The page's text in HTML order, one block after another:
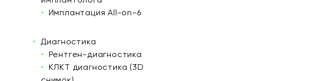
Имплантация All-on-6
Диагностика
Рентген-диагностика
КЛКТ диагностика (3D